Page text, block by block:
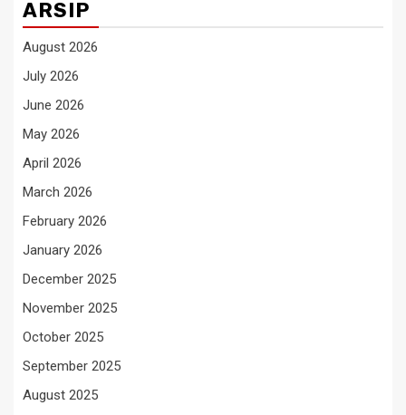
ARSIP
August 2026
July 2026
June 2026
May 2026
April 2026
March 2026
February 2026
January 2026
December 2025
November 2025
October 2025
September 2025
August 2025